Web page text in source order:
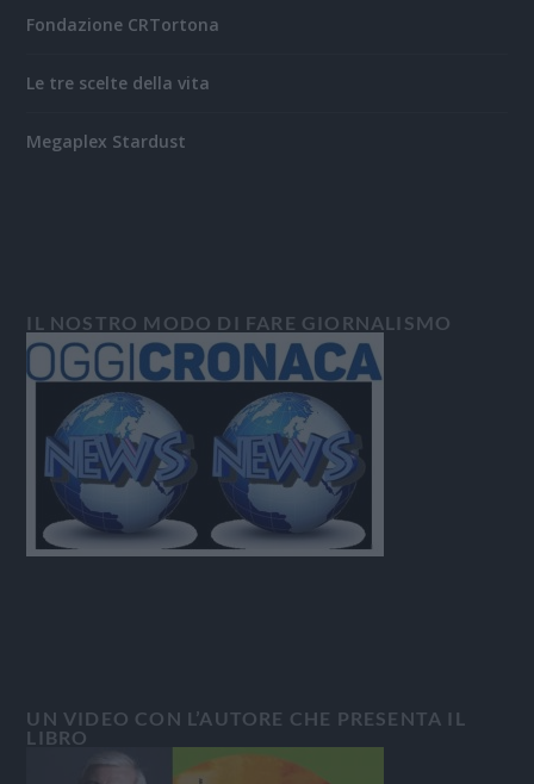
Fondazione CRTortona
Le tre scelte della vita
Megaplex Stardust
IL NOSTRO MODO DI FARE GIORNALISMO
UN VIDEO CON L’AUTORE CHE PRESENTA IL
LIBRO